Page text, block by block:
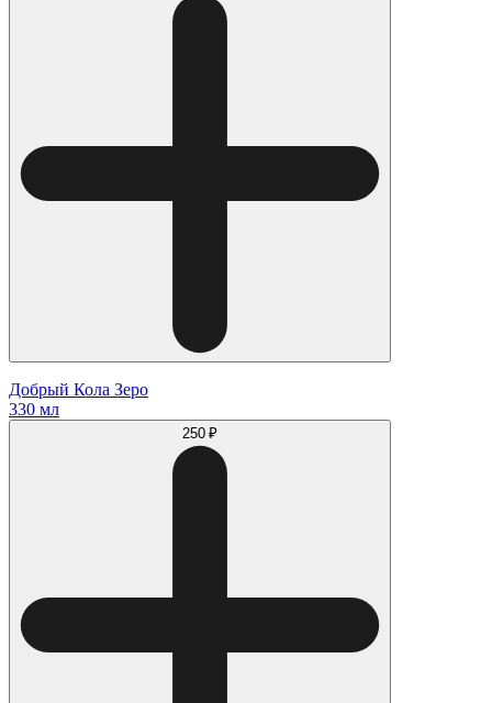
Добрый Кола Зеро
330 мл
250 ₽